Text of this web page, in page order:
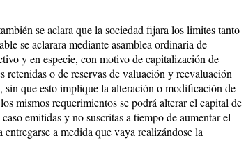
se aclara que la sociedad fijara los limites tanto
se aclarara mediante asamblea ordinaria de
y en especie, con motivo de capitalización de
o de reservas de valuación y reevaluación
sin que esto implique la alteración o modificación de
mismos requerimientos se podrá alterar el capital de
emitidas y no suscritas a tiempo de aumentar el
a medida que vaya realizándose la